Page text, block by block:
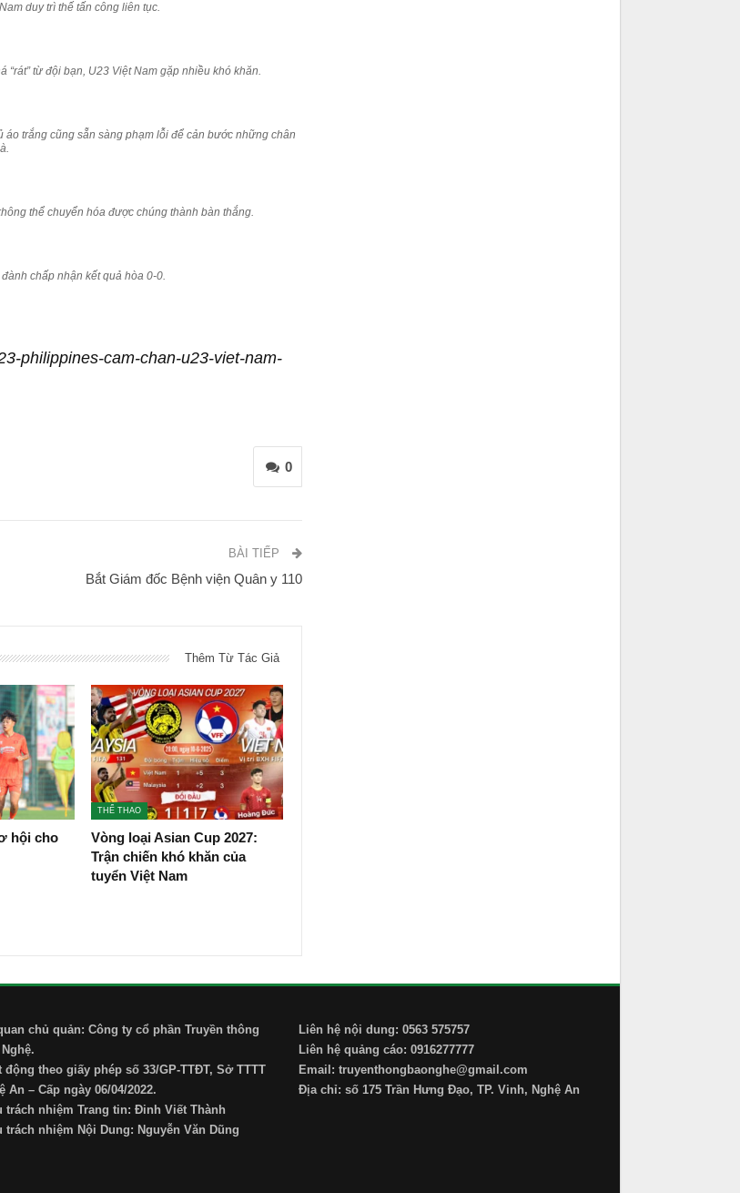
duy trì thế tấn công liên tục.
từ đội bạn, U23 Việt Nam gặp nhiều khó khăn.
trắng cũng sẵn sàng phạm lỗi để cản bước những chân
thể chuyển hóa được chúng thành bàn thắng.
chấp nhận kết quả hòa 0-0.
philippines-cam-chan-u23-viet-nam-
0
BÀI TIẾP
Bắt Giám đốc Bệnh viện Quân y 110
Thêm Từ Tác Giả
hội cho
THỂ THAO
Vòng loại Asian Cup 2027:
Trận chiến khó khăn của
tuyển Việt Nam
chủ quản: Công ty cổ phần Truyền thông
động theo giấy phép số 33/GP-TTĐT, Sở TTTT
An – Cấp ngày 06/04/2022.
trách nhiệm Trang tin: Đinh Viết Thành
trách nhiệm Nội Dung: Nguyễn Văn Dũng
Liên hệ nội dung: 0563 575757
Liên hệ quảng cáo: 0916277777
Email: truyenthongbaonghe@gmail.com
Địa chỉ: số 175 Trần Hưng Đạo, TP. Vinh, Nghệ An